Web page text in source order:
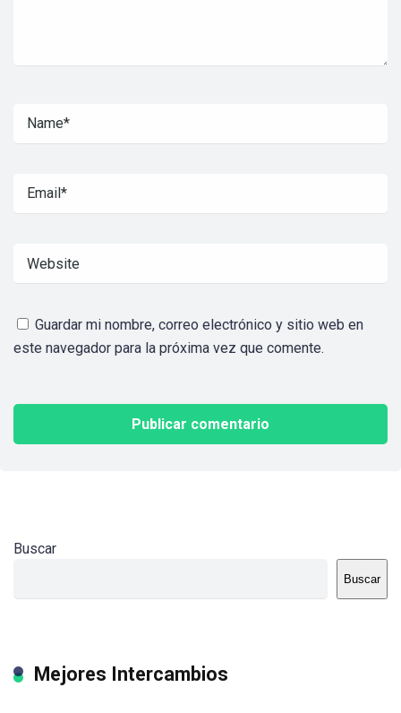
Guardar mi nombre, correo electrónico y sitio web en
este navegador para la próxima vez que comente.
Buscar
Buscar
Mejores Intercambios